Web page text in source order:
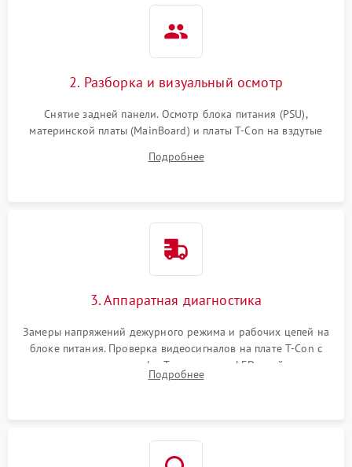
2. Разборка и визуальный осмотр
Снятие задней панели. Осмотр блока питания (PSU),
материнской платы (MainBoard) и платы T-Con на вздутые
Проверка надежности фиксации и целостности шлейфов.
Подробнее
3. Аппаратная диагностика
Замеры напряжений дежурного режима и рабочих цепей на
блоке питания. Проверка видеосигналов на плате T-Con с
помощью осциллографа. Тестирование LED-драйвера и
светодиодных планок подсветки мультиметром.
Подробнее